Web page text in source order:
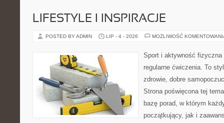
LIFESTYLE I INSPIRACJE
POSTED BY ADMIN LIP - 4 - 2026 MOŻLIWOŚĆ
Sport i aktywność
regularne ćwiczenia. To
zdrowie, dobre
Strona poświęcona tej
bazę porad, w którym
początkujący, jak i